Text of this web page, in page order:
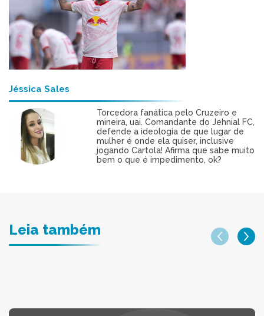
Jéssica Sales
Torcedora fanática pelo Cruzeiro e
mineira, uai. Comandante do Jehnial FC,
defende a ideologia de que lugar de
mulher é onde ela quiser, inclusive
jogando Cartola! Afirma que sabe muito
bem o que é impedimento, ok?
Leia também